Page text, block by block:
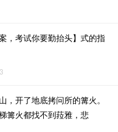
，考试你要勤抬头】式的指
，开了地底拷问所的篝火。
篝火都找不到菈雅，悲